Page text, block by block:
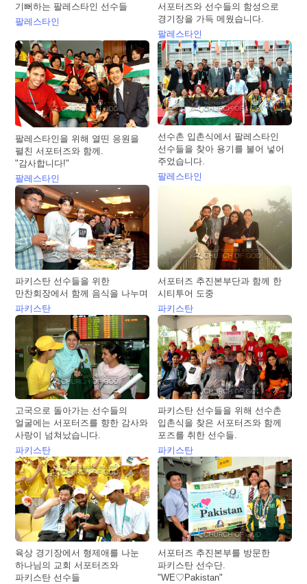
기뻐하는 팔레스타인 선수들
팔레스타인
서포터즈와 선수들의 함성으로
경기장을 가득 메웠습니다.
팔레스타인
팔레스타인을 위해 열띤 응원을
펼친 서포터즈와 함께.
"감사합니다!"
팔레스타인
선수촌 입촌식에서 팔레스타인
선수들을 찾아 용기를 불어 넣어
주었습니다.
팔레스타인
파키스탄 선수들을 위한
만찬회장에서 함께 음식을 나누며
파키스탄
서포터즈 추진본부단과 함께 한
시티투어 도중
파키스탄
고국으로 돌아가는 선수들의
얼굴에는 서포터즈를 향한 감사와
사랑이 넘쳐났습니다.
파키스탄
파키스탄 선수들을 위해 선수촌
입촌식을 찾은 서포터즈와 함께
포즈를 취한 선수들.
파키스탄
육상 경기장에서 형제애를 나눈
하나님의 교회 서포터즈와
파키스탄 선수들
서포터즈 추진본부를 방문한
파키스탄 선수단.
"WE♡Pakistan"